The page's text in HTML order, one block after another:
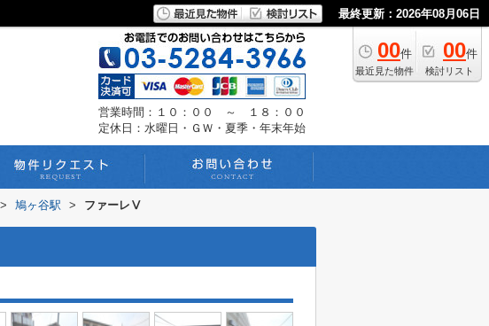
最終更新：2026年08月06日
00件
最近見た物件
00件
検討リスト
営業時間：１０：００ ～ １８：００
定休日：水曜日・ＧＷ・夏季・年末年始
> 鳩ヶ谷駅 > ファーレⅤ